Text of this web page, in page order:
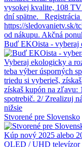
vysokej kvalite, 108
dní spätne. Registrácia
https://sledovanietv.sk/
od nákupu. Akčná
Buď EKOista - vyberaj
Vyberaj ekologicky a
teba výber úsporných
triedu si vyberieš,
získaš kupón na zľavu:
spotrebič. 2/ Zrealizuj
nižsie
Stvorené pre Slovensko
Kúp nový 2025 alebo
QLED / UHD televízor